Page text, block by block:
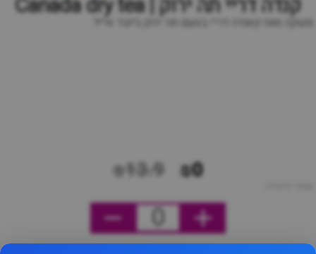
קנדה דריי תה ירוק | Canada dry tea
משקה מוגז קאנדה דריי בטעם תה ירוק ג׳ינג׳ר אייל
₪0
₪13.9
0